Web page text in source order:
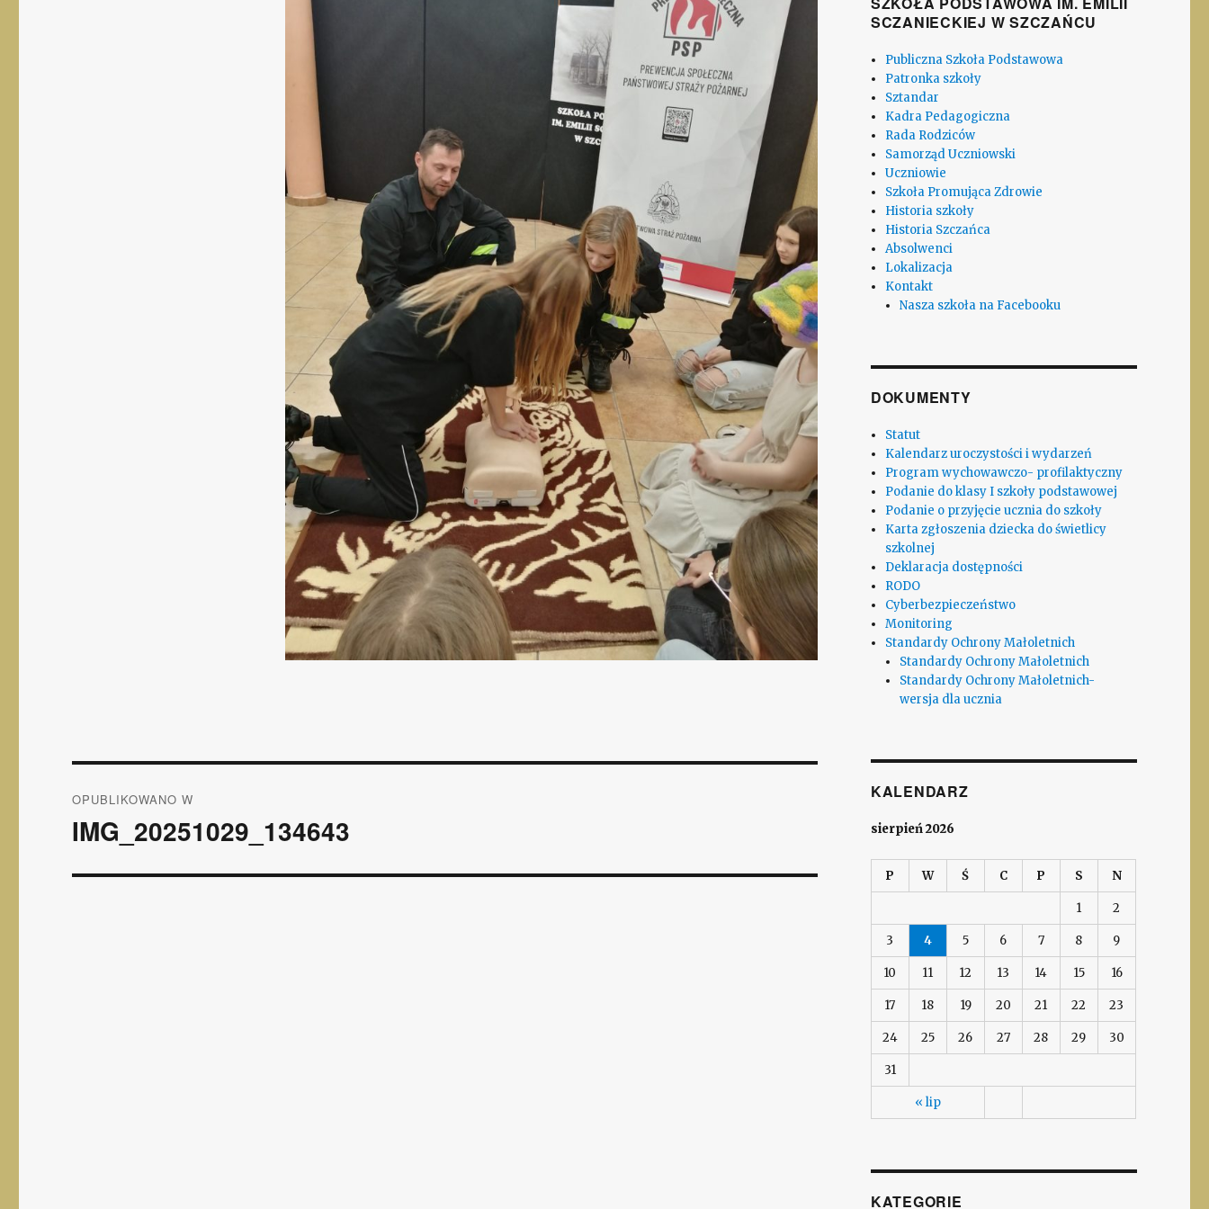
wpisu
OPUBLIKOWANO W
IMG_20251029_134643
SCZANIECKIEJ W SZCZAŃCU
Publiczna Szkoła Podstawowa
Patronka szkoły
Sztandar
Kadra Pedagogiczna
Rada Rodziców
Samorząd Uczniowski
Uczniowie
Szkoła Promująca Zdrowie
Historia szkoły
Historia Szczańca
Absolwenci
Lokalizacja
Kontakt
Nasza szkoła na Facebooku
DOKUMENTY
Statut
Kalendarz uroczystości i wydarzeń
Program wychowawczo- profilaktyczny
Podanie do klasy I szkoły podstawowej
Podanie o przyjęcie ucznia do szkoły
Karta zgłoszenia dziecka do świetlicy
szkolnej
Deklaracja dostępności
RODO
Cyberbezpieczeństwo
Monitoring
Standardy Ochrony Małoletnich
Standardy Ochrony Małoletnich
Standardy Ochrony Małoletnich-
wersja dla ucznia
KALENDARZ
sierpień 2026
P W Ś C P S N
« lip
1 2
3 4 5 6 7 8 9
10 11 12 13 14 15 16
17 18 19 20 21 22 23
24 25 26 27 28 29 30
31
KATEGORIE